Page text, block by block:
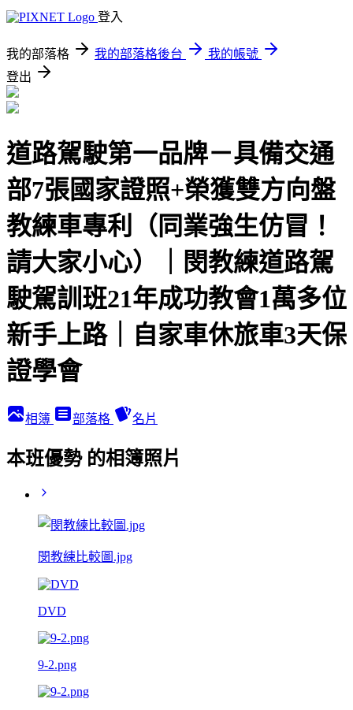
登入
我的部落格 我的部落格後台
我的帳號
登出
道路駕駛第一品牌－具備交通
部7張國家證照+榮獲雙方向盤
教練車專利（同業強生仿冒！
請大家小心）｜閔教練道路駕
駛駕訓班21年成功教會1萬多位
新手上路｜自家車休旅車3天保
證學會
相簿 部落格 名片
本班優勢 的相簿照片
閔教練比較圖.jpg
DVD
9-2.png